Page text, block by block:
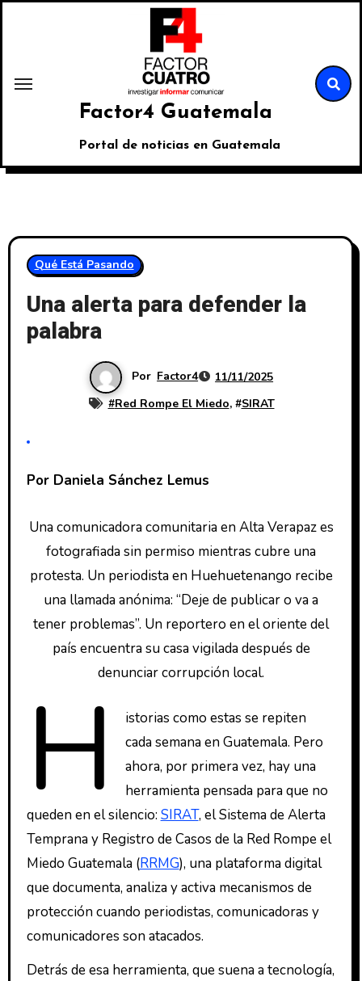
Factor4 Guatemala
Portal de noticias en Guatemala
Qué Está Pasando
Una alerta para defender la
palabra
Por Factor4
11/11/2025
#Red Rompe El Miedo, #SIRAT
Por Daniela Sánchez Lemus
Una comunicadora comunitaria en Alta Verapaz es
fotografiada sin permiso mientras cubre una
protesta. Un periodista en Huehuetenango recibe
una llamada anónima: “Deje de publicar o va a
tener problemas”. Un reportero en el oriente del
país encuentra su casa vigilada después de
denunciar corrupción local.
H
istorias como estas se repiten
cada semana en Guatemala. Pero
ahora, por primera vez, hay una
herramienta pensada para que no
queden en el silencio: SIRAT, el Sistema de Alerta
Temprana y Registro de Casos de la Red Rompe el
Miedo Guatemala (RRMG), una plataforma digital
que documenta, analiza y activa mecanismos de
protección cuando periodistas, comunicadoras y
comunicadores son atacados.
Detrás de esa herramienta, que suena a tecnología,